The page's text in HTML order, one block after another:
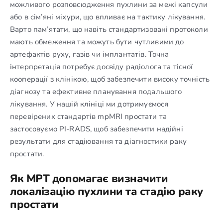
можливого розповсюдження пухлини за межі капсули
або в сім’яні міхури, що впливає на тактику лікування.
Варто пам’ятати, що навіть стандартизовані протоколи
мають обмеження та можуть бути чутливими до
артефактів руху, газів чи імплантатів. Точна
інтерпретація потребує досвіду радіолога та тісної
кооперації з клінікою, щоб забезпечити високу точність
діагнозу та ефективне планування подальшого
лікування. У нашій клініці ми дотримуємося
перевірених стандартів mpMRI простати та
застосовуємо PI-RADS, щоб забезпечити надійні
результати для стадіювання та діагностики раку
простати.
Як МРТ допомагає визначити
локалізацію пухлини та стадію раку
простати